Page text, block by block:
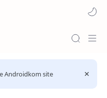
Androidkom site